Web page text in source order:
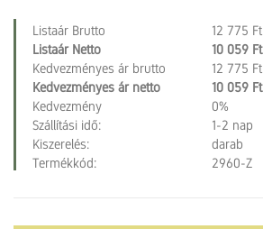
Listaár Brutto
12 775 Ft
Listaár Netto
10 059 Ft
Kedvezményes ár brutto
12 775 Ft
Kedvezményes ár netto
10 059 Ft
Kedvezmény
0%
Szállítási idő:
1-2 nap
Kiszerelés:
darab
Termékkód:
2960-Z